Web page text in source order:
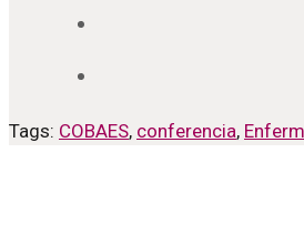
Tags: COBAES, conferencia,